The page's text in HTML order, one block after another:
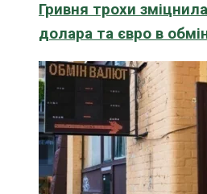
Гривня трохи
долара та євро в